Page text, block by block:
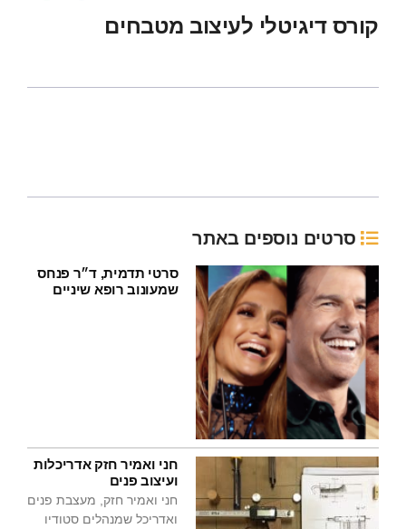
קורס דיגיטלי לעיצוב מטבחים
סרטים נוספים באתר
סרטי תדמית, ד״ר פנחס
שמעונוב רופא שיניים
חני ואמיר חזק אדריכלות
ועיצוב פנים
חני ואמיר חזק, מעצבת פנים
ואדריכל שמנהלים סטודיו